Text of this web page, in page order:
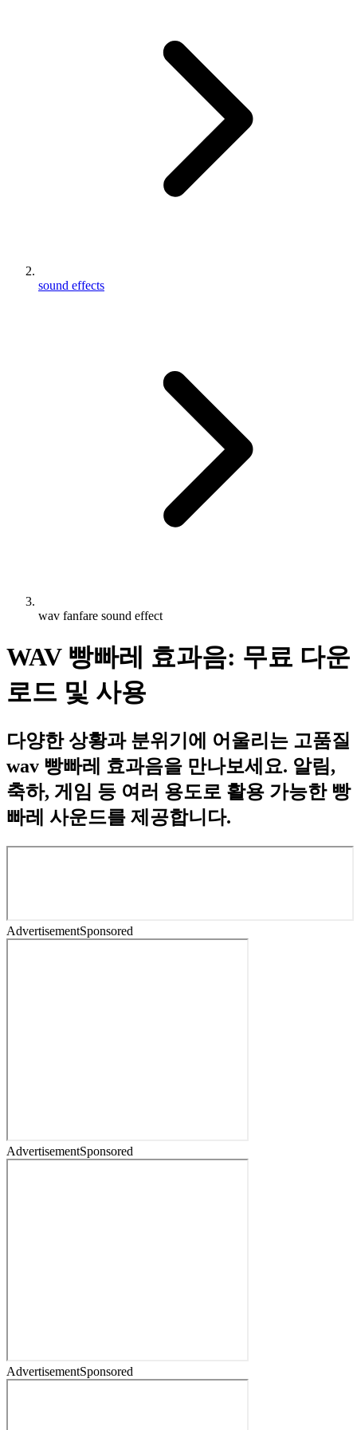
sound effects
wav fanfare sound effect
WAV 빵빠레 효과음: 무료 다운
로드 및 사용
다양한 상황과 분위기에 어울리는 고품질
wav 빵빠레 효과음을 만나보세요. 알림,
축하, 게임 등 여러 용도로 활용 가능한 빵
빠레 사운드를 제공합니다.
AdvertisementSponsored
AdvertisementSponsored
AdvertisementSponsored